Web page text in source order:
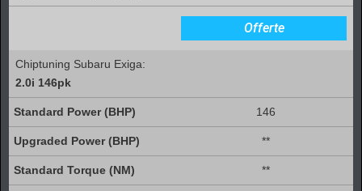
Offerte
Chiptuning Subaru Exiga:
2.0i 146pk
146
**
**